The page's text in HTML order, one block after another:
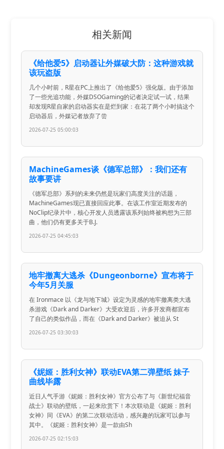
相关新闻
《给他爱5》启动器让外媒破大防：这种游戏就
该玩盗版
几个小时前，R星在PC上推出了《给他爱5》强化版。由于添加
了一些光追功能，外媒DSOGaming的记者决定试一试，结果
却发现R星自家的启动器实在是烂到家：在花了两个小时搞这个
启动器后，外媒记者放弃了尝
2026-07-25 05:00:03
MachineGames谈《德军总部》：我们还有
故事要讲
《德军总部》系列的未来仍然是玩家们高度关注的话题，
MachineGames现已直接回应此事。在该工作室近期发布的
NoClip纪录片中，核心开发人员透露该系列始终被构想为三部
曲，他们仍有更多关于B.J.
2026-07-25 04:45:03
地牢撤离大逃杀《Dungeonborne》宣布将于
今年5月关服
在 Ironmace 以《龙与地下城》设定为灵感的地牢撤离类大逃
杀游戏《Dark and Darker》大受欢迎后，许多开发商都宣布
了自己的类似作品，而在《Dark and Darker》被迫从 St
2026-07-25 03:30:03
《妮姬：胜利女神》联动EVA第二弹壁纸 妹子
曲线毕露
近日人气手游《妮姬：胜利女神》官方公布了与《新世纪福音
战士》联动的壁纸，一起来欣赏下！本次联动是《妮姬：胜利
女神》同《EVA》的第二次联动活动，感兴趣的玩家可以参与
其中。《妮姬：胜利女神》是一款由Sh
2026-07-25 02:15:03